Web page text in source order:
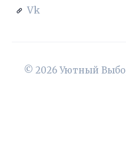
Vk
© 2026 Уютный